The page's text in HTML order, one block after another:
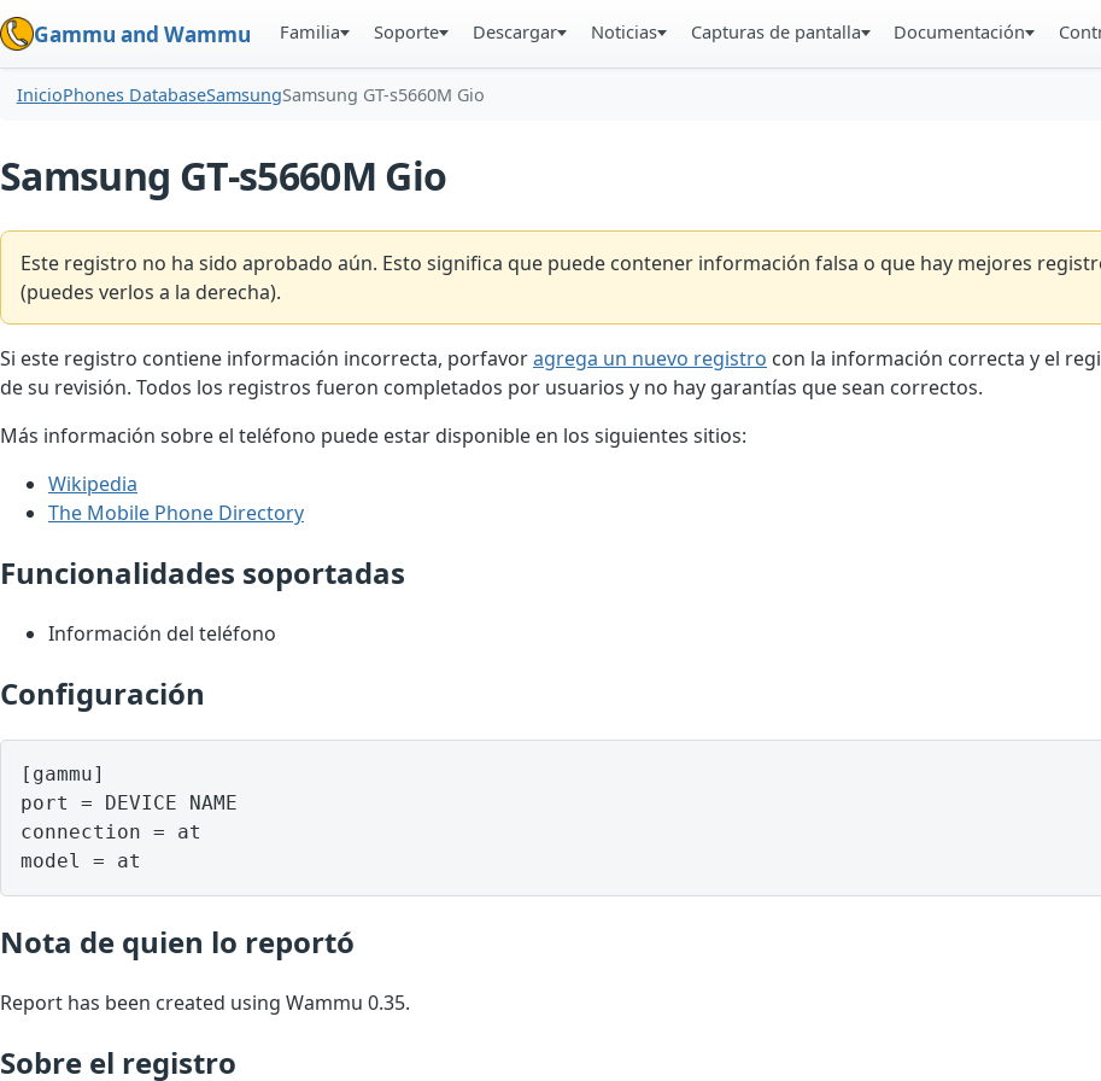
Gammu and Wammu Familia Soporte Descargar Noticias Capturas de pantalla Documentación
InicioPhones DatabaseSamsungSamsung GT-s5660M Gio
Samsung GT-s5660M Gio
Este registro no ha sido aprobado aún. Esto significa que puede contener información falsa o que hay mejores
(puedes verlos a la derecha).
Si este registro contiene información incorrecta, porfavoragrega un nuevo registro con la información correcta y el
de su revisión. Todos los registros fueron completados por usuarios y no hay garantías que sean correctos.
Más información sobre el teléfono puede estar disponible en los siguientes sitios:
Wikipedia
The Mobile Phone Directory
Funcionalidades soportadas
Información del teléfono
Configuración
[gammu]
port = DEVICE NAME
connection = at
model = at
Nota de quien lo reportó
Report has been created using Wammu 0.35.
Sobre el registro